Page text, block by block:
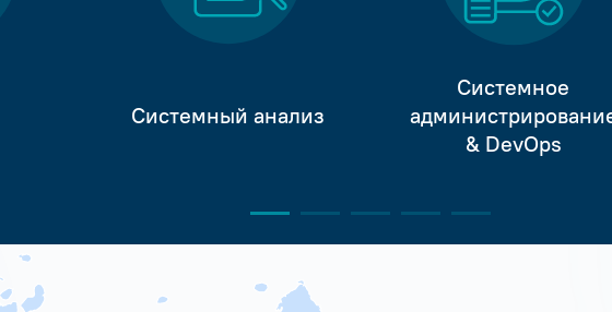
Системный анализ
Системное
& DevOps